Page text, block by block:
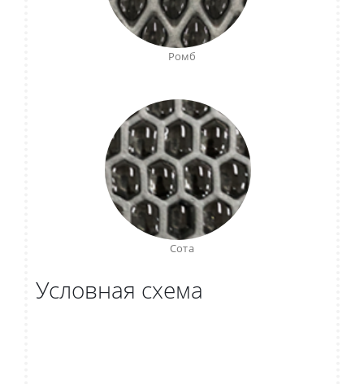
Ромб
Сота
Условная схема